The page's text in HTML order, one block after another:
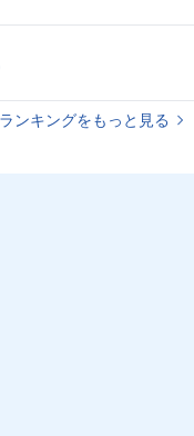
ンキングをもっと見る